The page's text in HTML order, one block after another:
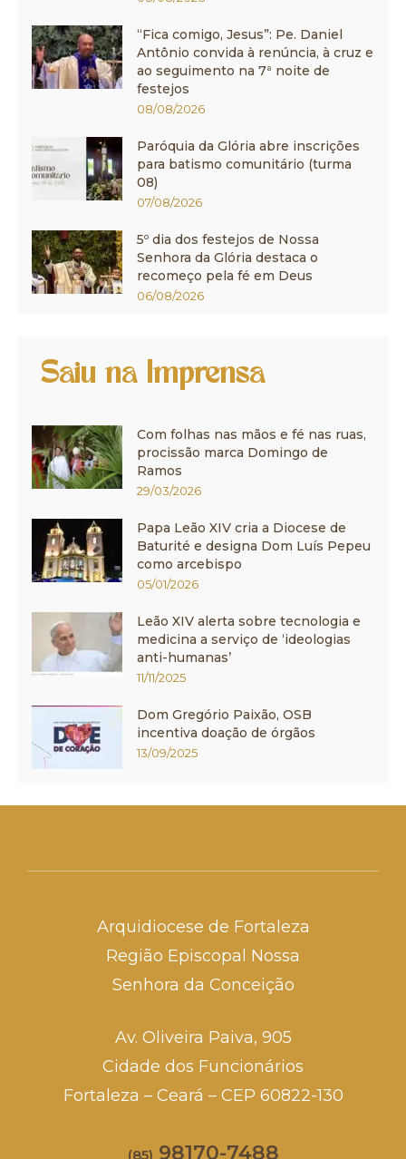
“Fica comigo, Jesus”: Pe. Daniel
Antônio convida à renúncia, à cruz e
ao seguimento na 7ª noite de
festejos
08/08/2026
Paróquia da Glória abre inscrições
para batismo comunitário (turma
08)
07/08/2026
5º dia dos festejos de Nossa
Senhora da Glória destaca o
recomeço pela fé em Deus
06/08/2026
Saiu na Imprensa
Com folhas nas mãos e fé nas ruas,
procissão marca Domingo de
Ramos
29/03/2026
Papa Leão XIV cria a Diocese de
Baturité e designa Dom Luís Pepeu
como arcebispo
05/01/2026
Leão XIV alerta sobre tecnologia e
medicina a serviço de ‘ideologias
anti-humanas’
11/11/2025
Dom Gregório Paixão, OSB
incentiva doação de órgãos
13/09/2025
Arquidiocese de Fortaleza
Região Episcopal Nossa
Senhora da Conceição
Av. Oliveira Paiva, 905
Cidade dos Funcionários
Fortaleza – Ceará – CEP 60822-130
(85) 98170-7488